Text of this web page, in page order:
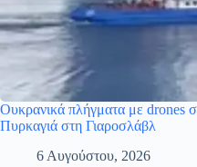
Ουκρανικά πλήγματα με drones
Πυρκαγιά στη Γιαροσλάβλ
6 Αυγούστου, 2026